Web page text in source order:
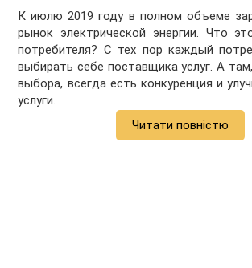
К июлю 2019 году в полном объеме
рынок электрической энергии. Что
потребителя? С тех пор каждый
выбирать себе поставщика услуг. А
выбора, всегда есть конкуренция и
услуги.
Читати повністю